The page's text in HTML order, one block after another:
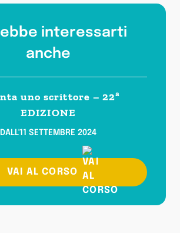
interessarti
anche
uno scrittore – 22ª
EDIZIONE
DALL'11 SETTEMBRE 2024
VAI AL CORSO